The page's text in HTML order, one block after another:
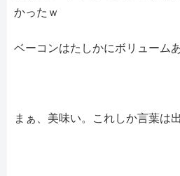
かったｗ
ベーコンはたしかにボリューム
まぁ、美味い。これしか言葉は